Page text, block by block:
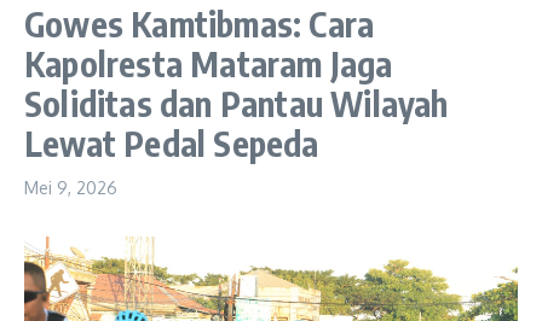
Gowes Kamtibmas: Cara
Kapolresta Mataram Jaga
Soliditas dan Pantau Wilayah
Lewat Pedal Sepeda
Mei 9, 2026